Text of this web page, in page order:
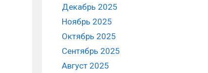
Декабрь 2025
Ноябрь 2025
Октябрь 2025
Сентябрь 2025
Август 2025